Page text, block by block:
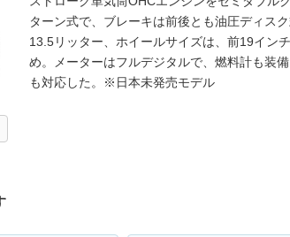
ターン式で、ブレーキは前後とも油圧ディス
13.5リッター、ホイールサイズは、前19イン
め。メーターはフルデジタルで、燃料計も装
も対応した。※日本未発売モデル